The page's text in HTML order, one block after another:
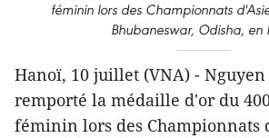
féminin lors des Championnats
Bhubaneswar, Odisha, en
Hanoï, 10 juillet (VNA) -
remporté la médaille d'or du
féminin lors des Championnats